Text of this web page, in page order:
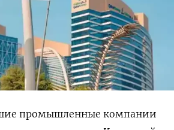
промышленные компании